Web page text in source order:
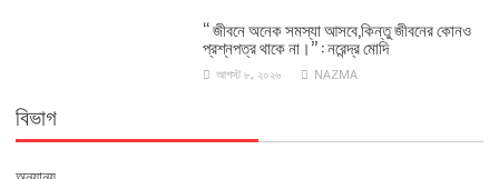
‘‘ জীবনে অনেক সমস্যা আসবে,কিন্তু জীবনের কোনও
প্রশ্নপত্র থাকে না।’’ : নরেন্দ্র মোদি
আগস্ট ৮, ২০২৬ NAZMA
বিভাগ